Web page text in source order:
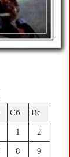
Сб Вс
1 2
8 9